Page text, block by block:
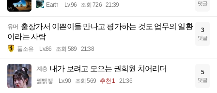
Earth Lv.96 조회 726 21:39 댓글
유머 출장가서 이쁜이들 만나고 평가하는 것도 업무의 일환
이라는 사람
풀소유 Lv.86 조회 589 21:38
3
댓글
계층 내가 보려고 모으는 권희원 치어리더
꿻뻵뗗 Lv.90 조회 569 추천 1 21:36
5
댓글